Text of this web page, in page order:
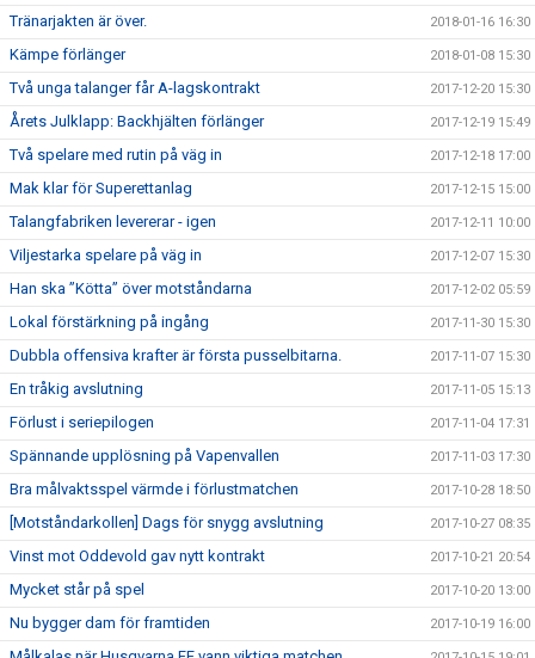
Tränarjakten är över. 2018-01-16 16:30
Kämpe förlänger 2018-01-08 15:30
Två unga talanger får A-lagskontrakt 2017-12-20 15:30
Årets Julklapp: Backhjälten förlänger 2017-12-19 15:49
Två spelare med rutin på väg in 2017-12-18 17:00
Mak klar för Superettanlag 2017-12-15 15:00
Talangfabriken levererar - igen 2017-12-11 10:00
Viljestarka spelare på väg in 2017-12-07 15:30
Han ska ”Kötta” över motståndarna 2017-12-02 05:59
Lokal förstärkning på ingång 2017-11-30 15:30
Dubbla offensiva krafter är första pusselbitarna. 2017-11-07 15:30
En tråkig avslutning 2017-11-05 15:13
Förlust i seriepilogen 2017-11-04 17:31
Spännande upplösning på Vapenvallen 2017-11-03 17:30
Bra målvaktsspel värmde i förlustmatchen 2017-10-28 18:50
[Motståndarkollen] Dags för snygg avslutning 2017-10-27 08:35
Vinst mot Oddevold gav nytt kontrakt 2017-10-21 20:54
Mycket står på spel 2017-10-20 13:00
Nu bygger dam för framtiden 2017-10-19 16:00